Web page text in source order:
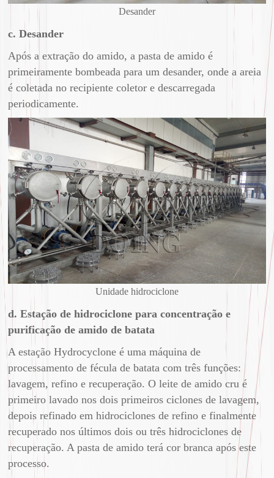
Desander
c. Desander
Após a extração do amido, a pasta de amido é
primeiramente bombeada para um desander, onde a areia
é coletada no recipiente coletor e descarregada
periodicamente.
Unidade hidrociclone
d. Estação de hidrociclone para concentração e
purificação de amido de batata
A estação Hydrocyclone é uma máquina de
processamento de fécula de batata com três funções:
lavagem, refino e recuperação. O leite de amido cru é
primeiro lavado nos dois primeiros ciclones de lavagem,
depois refinado em hidrociclones de refino e finalmente
recuperado nos últimos dois ou três hidrociclones de
recuperação. A pasta de amido terá cor branca após este
processo.